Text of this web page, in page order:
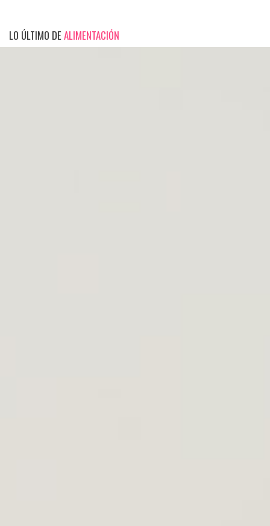
LO ÚLTIMO DEALIMENTACIÓN